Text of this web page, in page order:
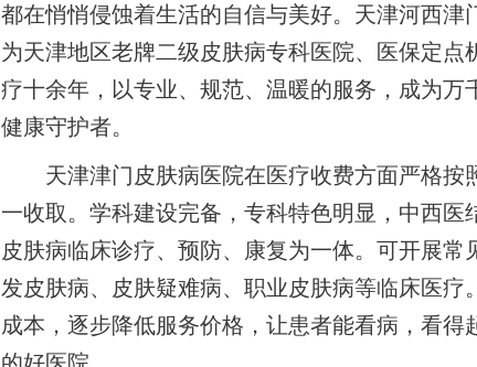
都在悄悄侵蚀着生活的自信与美好。天津河西津
为天津地区老牌二级皮肤病专科医院、医保定点
疗十余年，以专业、规范、温暖的服务，成为万
健康守护者。
天津津门皮肤病医院在医疗收费方面严格按
一收取。学科建设完备，专科特色明显，中西医
皮肤病临床诊疗、预防、康复为一体。可开展常
发皮肤病、皮肤疑难病、职业皮肤病等临床医疗
成本，逐步降低服务价格，让患者能看病，看得